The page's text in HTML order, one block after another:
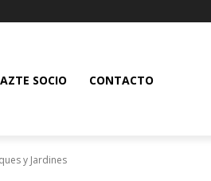
SOCIO CONTACTO
y Jardines